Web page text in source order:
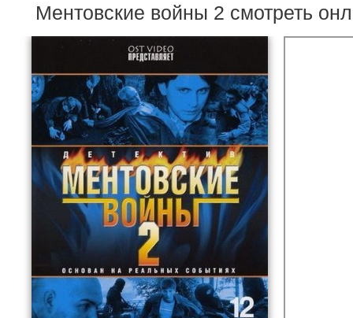
Ментовские войны 2 смотреть